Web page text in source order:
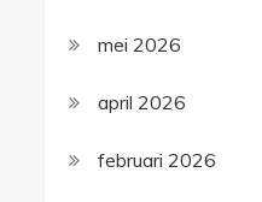
mei 2026
april 2026
februari 2026